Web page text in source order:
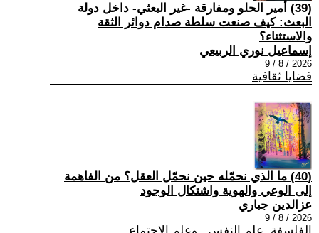
(39) أمير الحلو ومفارقة -غير البعثي- داخل دولة
البعث: كيف صنعت سلطة صدام دوائر الثقة
والاستثناء؟
إسماعيل نوري الربيعي
2026 / 8 / 9
قضايا ثقافية
(40) ما الذي نحمّله حين نحمّل العقل؟ من الفاهمة
إلى الوعي والهوية واشتكال الوجود
عزالدين جباري
2026 / 8 / 9